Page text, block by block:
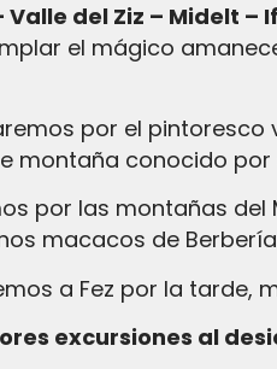
Valle del Ziz – Midelt –
el mágico
por el
montaña conocido
por las montañas del
macacos de
a Fez por la tarde,
excursiones al